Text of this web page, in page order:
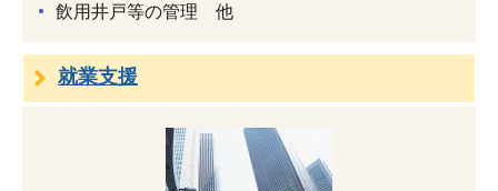
飲用井戸等の管理 他
就業支援